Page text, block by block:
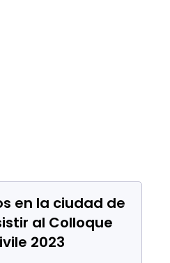
en la ciudad de
al Colloque
2023